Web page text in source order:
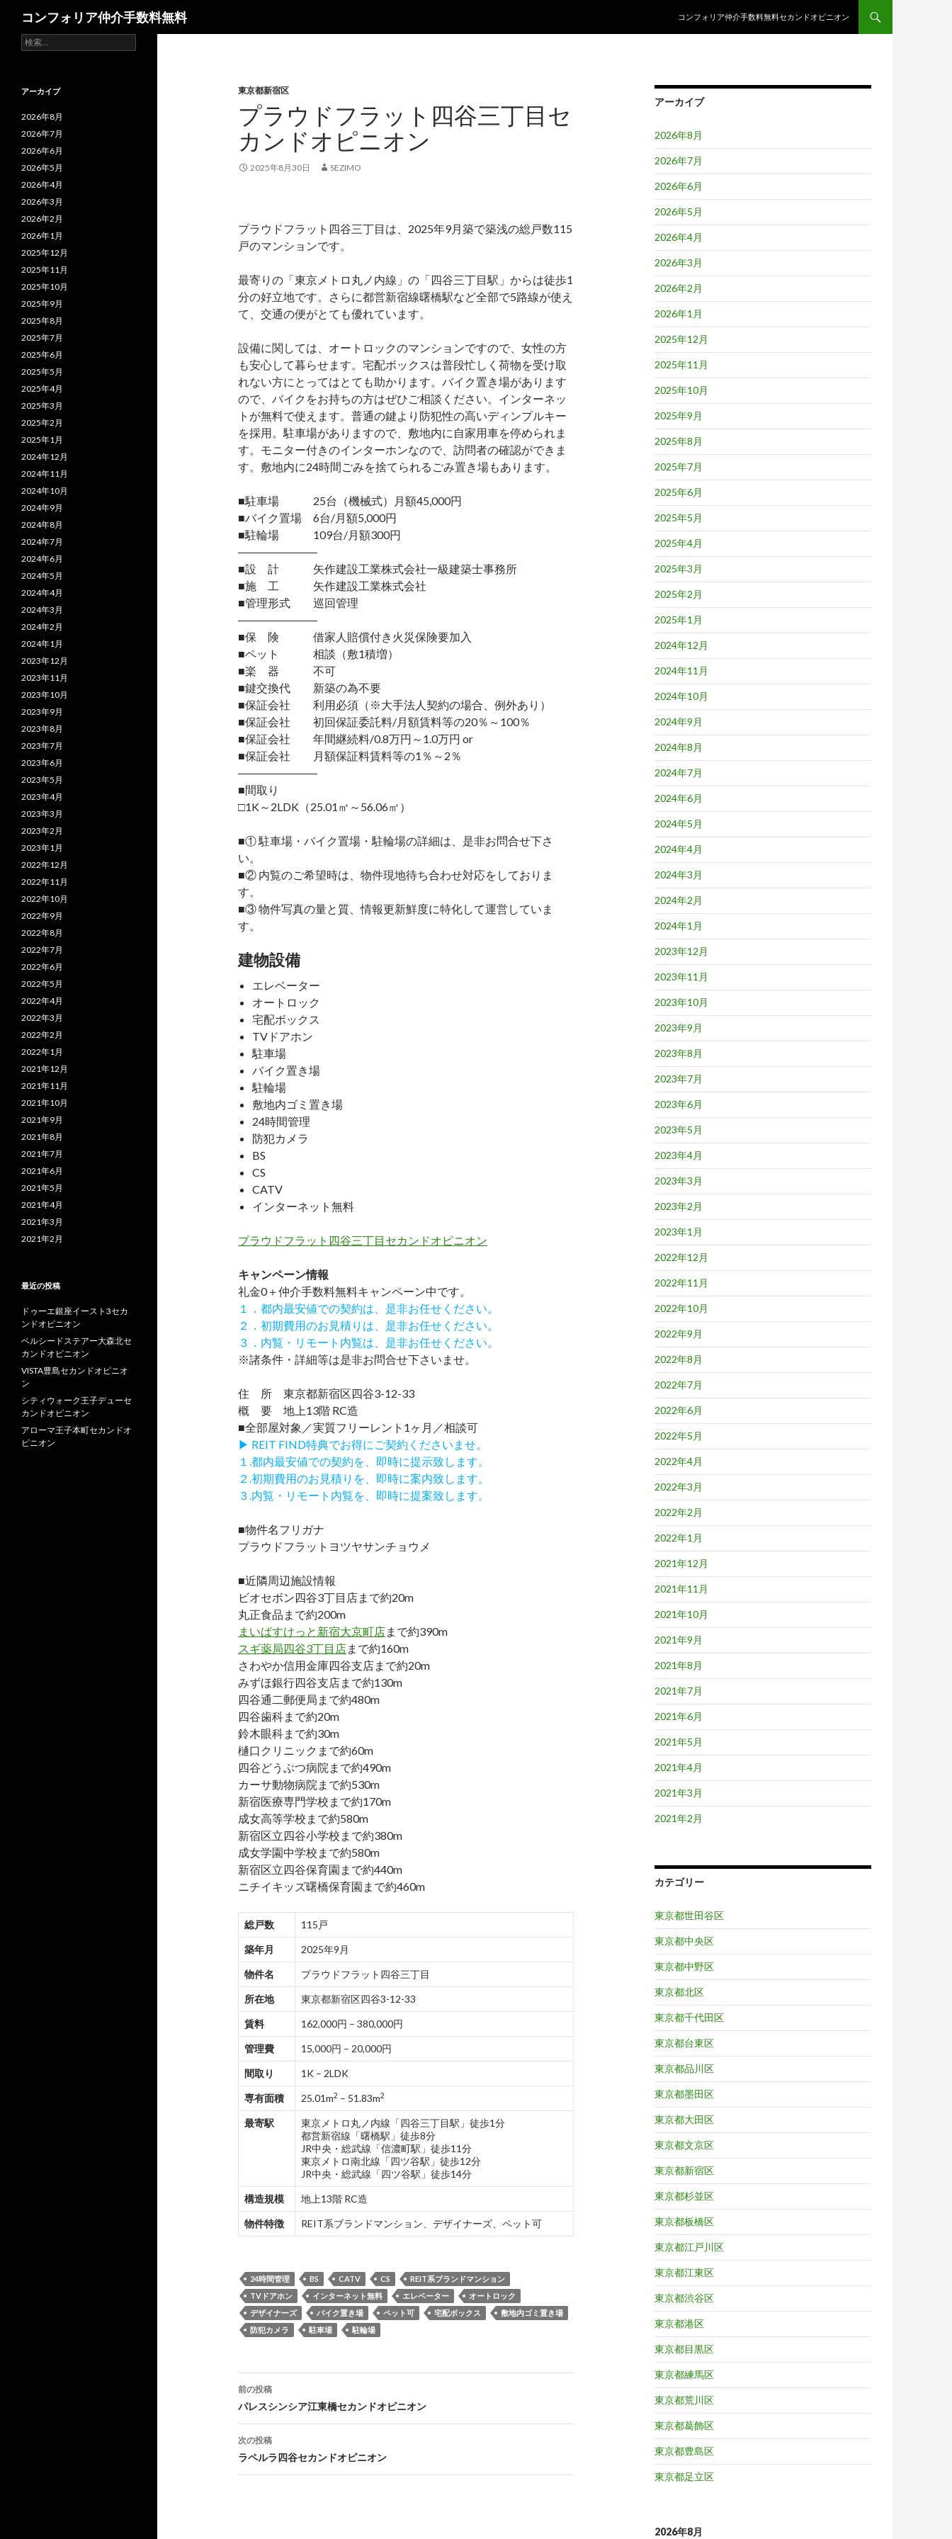
コンフォリア仲介手数料無料
コンフォリア仲介手数料無料セカンドオピニオン
東京都新宿区
プラウドフラット四谷三丁目セ
カンドオピニオン
2025年8月30日 SEZIMO
プラウドフラット四谷三丁目は、2025年9月築で築浅の総戸数115
戸のマンションです。
最寄りの「東京メトロ丸ノ内線」の「四谷三丁目駅」からは徒歩1
分の好立地です。さらに都営新宿線曙橋駅など全部で5路線が使え
て、交通の便がとても優れています。
設備に関しては、オートロックのマンションですので、女性の方
も安心して暮らせます。宅配ボックスは普段忙しく荷物を受け取
れない方にとってはとても助かります。バイク置き場があります
ので、バイクをお持ちの方はぜひご相談ください。インターネッ
トが無料で使えます。普通の鍵より防犯性の高いディンプルキー
を採用。駐車場がありますので、敷地内に自家用車を停められま
す。モニター付きのインターホンなので、訪問者の確認ができま
す。敷地内に24時間ごみを捨てられるごみ置き場もあります。
■駐車場 25台（機械式）月額45,000円
■バイク置場 6台/月額5,000円
■駐輪場 109台/月額300円
―――――――
■設 計 矢作建設工業株式会社一級建築士事務所
■施 工 矢作建設工業株式会社
■管理形式 巡回管理
―――――――
■保 険 借家人賠償付き火災保険要加入
■ペット 相談（敷1積増）
■楽 器 不可
■鍵交換代 新築の為不要
■保証会社 利用必須（※大手法人契約の場合、例外あり）
■保証会社 初回保証委託料/月額賃料等の20％～100％
■保証会社 年間継続料/0.8万円～1.0万円 or
■保証会社 月額保証料賃料等の1％～2％
―――――――
■間取り
□1K～2LDK（25.01㎡～56.06㎡）
■① 駐車場・バイク置場・駐輪場の詳細は、是非お問合せ下さ
い。
■② 内覧のご希望時は、物件現地待ち合わせ対応をしておりま
す。
■③ 物件写真の量と質、情報更新鮮度に特化して運営していま
す。
建物設備
エレベーター
オートロック
宅配ボックス
TVドアホン
駐車場
バイク置き場
駐輪場
敷地内ゴミ置き場
24時間管理
防犯カメラ
BS
CS
CATV
インターネット無料
プラウドフラット四谷三丁目セカンドオピニオン
キャンペーン情報
礼金0＋仲介手数料無料キャンペーン中です。
１．都内最安値での契約は、是非お任せください。
２．初期費用のお見積りは、是非お任せください。
３．内覧・リモート内覧は、是非お任せください。
※諸条件・詳細等は是非お問合せ下さいませ。
住 所 東京都新宿区四谷3-12-33
概 要 地上13階 RC造
■全部屋対象／実質フリーレント1ヶ月／相談可
▶ REIT FIND特典でお得にご契約くださいませ。
１.都内最安値での契約を、即時に提示致します。
２.初期費用のお見積りを、即時に案内致します。
３.内覧・リモート内覧を、即時に提案致します。
■物件名フリガナ
プラウドフラットヨツヤサンチョウメ
■近隣周辺施設情報
ビオセボン四谷3丁目店まで約20m
丸正食品まで約200m
まいばすけっと新宿大京町店まで約390m
スギ薬局四谷3丁目店まで約160m
さわやか信用金庫四谷支店まで約20m
みずほ銀行四谷支店まで約130m
四谷通二郵便局まで約480m
四谷歯科まで約20m
鈴木眼科まで約30m
樋口クリニックまで約60m
四谷どうぶつ病院まで約490m
カーサ動物病院まで約530m
新宿医療専門学校まで約170m
成女高等学校まで約580m
新宿区立四谷小学校まで約380m
成女学園中学校まで約580m
新宿区立四谷保育園まで約440m
ニチイキッズ曙橋保育園まで約460m
総戸数 115戸
築年月 2025年9月
物件名 プラウドフラット四谷三丁目
所在地 東京都新宿区四谷3-12-33
賃料 162,000円 – 380,000円
管理費 15,000円 – 20,000円
間取り 1K – 2LDK
専有面積 25.01m2 – 51.83m2
最寄駅
東京メトロ丸ノ内線「四谷三丁目駅」徒歩1分
都営新宿線「曙橋駅」徒歩8分
JR中央・総武線「信濃町駅」徒歩11分
東京メトロ南北線「四ツ谷駅」徒歩12分
JR中央・総武線「四ツ谷駅」徒歩14分
構造規模 地上13階 RC造
物件特徴 REIT系ブランドマンション、デザイナーズ、ペット可
24時間管理 BS CATV CS
REIT系ブランドマンション
TVドアホン
インターネット無料 エレベーター
オートロック
デザイナーズ
バイク置き場 ペット可 宅配ボックス
敷地内ゴミ置き場
防犯カメラ
駐車場 駐輪場
投
稿
ナ
ビ
ゲ
前の投稿
パレスシンシア江東橋セカンドオピニオン
次の投稿
ラペルラ四谷セカンドオピニオン
アーカイブ
2026年8月
2026年7月
2026年6月
2026年5月
2026年4月
2026年3月
2026年2月
2026年1月
2025年12月
2025年11月
2025年10月
2025年9月
2025年8月
2025年7月
2025年6月
2025年5月
2025年4月
2025年3月
2025年2月
2025年1月
2024年12月
2024年11月
2024年10月
2024年9月
2024年8月
2024年7月
2024年6月
2024年5月
2024年4月
2024年3月
2024年2月
2024年1月
2023年12月
2023年11月
2023年10月
2023年9月
2023年8月
2023年7月
2023年6月
2023年5月
2023年4月
2023年3月
2023年2月
2023年1月
2022年12月
2022年11月
2022年10月
2022年9月
2022年8月
2022年7月
2022年6月
2022年5月
2022年4月
2022年3月
2022年2月
2022年1月
2021年12月
2021年11月
2021年10月
2021年9月
2021年8月
2021年7月
2021年6月
2021年5月
2021年4月
2021年3月
2021年2月
カテゴリー
東京都世田谷区
東京都中央区
東京都中野区
東京都北区
東京都千代田区
東京都台東区
東京都品川区
東京都墨田区
東京都大田区
東京都文京区
東京都新宿区
東京都杉並区
東京都板橋区
東京都江戸川区
東京都江東区
東京都渋谷区
東京都港区
東京都目黒区
東京都練馬区
東京都荒川区
東京都葛飾区
東京都豊島区
東京都足立区
2026年8月
検
索:
アーカイブ
2026年8月
2026年7月
2026年6月
2026年5月
2026年4月
2026年3月
2026年2月
2026年1月
2025年12月
2025年11月
2025年10月
2025年9月
2025年8月
2025年7月
2025年6月
2025年5月
2025年4月
2025年3月
2025年2月
2025年1月
2024年12月
2024年11月
2024年10月
2024年9月
2024年8月
2024年7月
2024年6月
2024年5月
2024年4月
2024年3月
2024年2月
2024年1月
2023年12月
2023年11月
2023年10月
2023年9月
2023年8月
2023年7月
2023年6月
2023年5月
2023年4月
2023年3月
2023年2月
2023年1月
2022年12月
2022年11月
2022年10月
2022年9月
2022年8月
2022年7月
2022年6月
2022年5月
2022年4月
2022年3月
2022年2月
2022年1月
2021年12月
2021年11月
2021年10月
2021年9月
2021年8月
2021年7月
2021年6月
2021年5月
2021年4月
2021年3月
2021年2月
最近の投稿
ドゥーエ銀座イースト3セカ
ンドオピニオン
ベルシードステアー大森北セ
カンドオピニオン
VISTA豊島セカンドオピニオ
ン
シティウォーク王子デューセ
カンドオピニオン
アローマ王子本町セカンドオ
ピニオン